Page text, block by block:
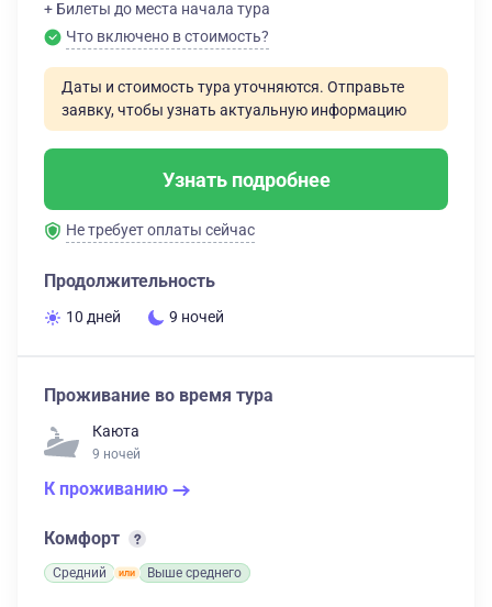
+ Билеты до места начала тура
Что включено в стоимость?
Даты и стоимость тура уточняются. Отправьте
заявку, чтобы узнать актуальную информацию
Узнать подробнее
Не требует оплаты сейчас
Продолжительность
10 дней 9 ночей
Проживание во время тура
Каюта
9 ночей
К проживанию
Комфорт
Средний Выше среднего